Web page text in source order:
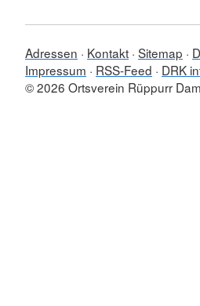
Adressen Kontakt Sitemap
Impressum
RSS-Feed
DRK
© 2026 Ortsverein Rüppurr